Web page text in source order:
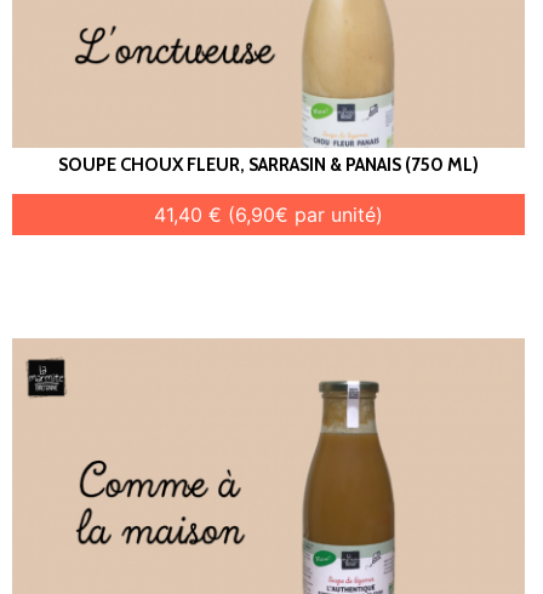
SOUPE CHOUX FLEUR, SARRASIN & PANAIS (750 ML)
41,40 € (6,90€ par unité)